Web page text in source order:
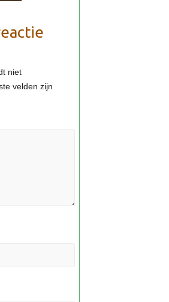
niet
velden zijn